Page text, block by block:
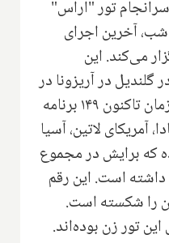
تور "اراس"
آخرین اجرای
می‌کند. این
گلندیل در آریزونا در
مارس ۲۰۲۳ آغاز کرد و از آن زمان تاکنون ۱۴۹ برنامه
آمریکای لاتین، آسیا
که برایش در مجموع
داشته است. این رقم
را شکسته است.